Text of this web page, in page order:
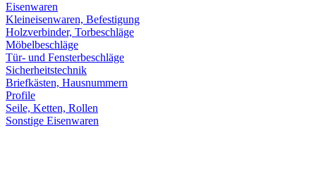
Eisenwaren
Kleineisenwaren, Befestigung
Holzverbinder, Torbeschläge
Möbelbeschläge
Tür- und Fensterbeschläge
Sicherheitstechnik
Briefkästen, Hausnummern
Profile
Seile, Ketten, Rollen
Sonstige Eisenwaren